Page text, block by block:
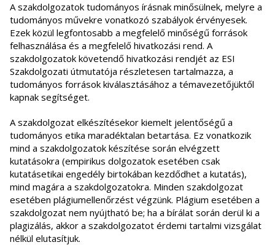
A szakdolgozatok tudományos írásnak minősülnek, melyre a
tudományos művekre vonatkozó szabályok érvényesek.
Ezek közül legfontosabb a megfelelő minőségű források
felhasználása és a megfelelő hivatkozási rend. A
szakdolgozatok követendő hivatkozási rendjét az ESI
Szakdolgozati útmutatója részletesen tartalmazza, a
tudományos források kiválasztásához a témavezetőjüktől
kapnak segítséget.
A szakdolgozat elkészítésekor kiemelt jelentőségű a
tudományos etika maradéktalan betartása. Ez vonatkozik
mind a szakdolgozatok készítése során elvégzett
kutatásokra (empirikus dolgozatok esetében csak
kutatásetikai engedély birtokában kezdődhet a kutatás),
mind magára a szakdolgozatokra. Minden szakdolgozat
esetében plágiumellenőrzést végzünk. Plágium esetében a
szakdolgozat nem nyújtható be; ha a bírálat során derül ki a
plagizálás, akkor a szakdolgozatot érdemi tartalmi vizsgálat
nélkül elutasítjuk.